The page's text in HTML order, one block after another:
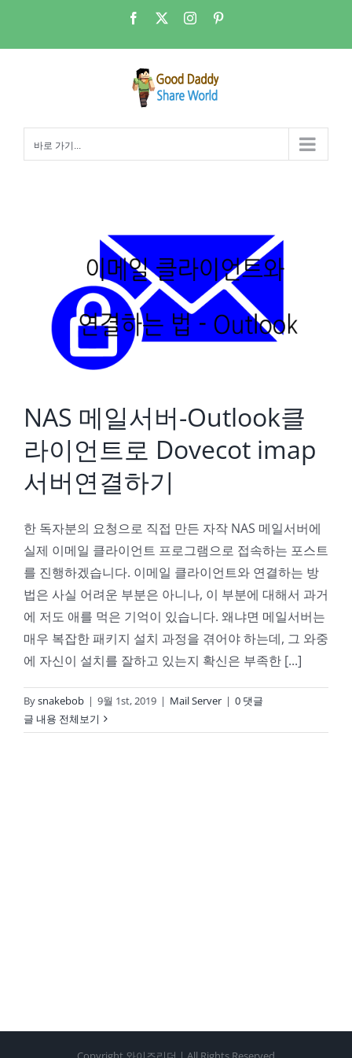
츠
Facebook Instagram
바로 가기...
NAS 메일서버-Outlook클
라이언트로 Dovecot imap
서버연결하기
한 독자분의 요청으로 직접 만든 자작 NAS 메일서버에
실제 이메일 클라이언트 프로그램으로 접속하는 포스트
를 진행하겠습니다. 이메일 클라이언트와 연결하는 방
법은 사실 어려운 부분은 아니나, 이 부분에 대해서 과거
에 저도 애를 먹은 기억이 있습니다. 왜냐면 메일서버는
매우 복잡한 패키지 설치 과정을 겪어야 하는데, 그 와중
에 자신이 설치를 잘하고 있는지 확신은 부족한 [...]
Bysnakebob | 9월 1st, 2019 | Mail Server | 0 댓글
글 내용 전체보기